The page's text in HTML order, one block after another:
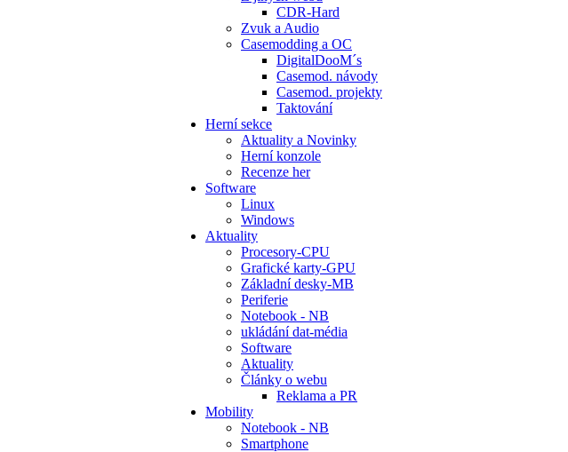
CDR-Hard
Zvuk a Audio
Casemodding a OC
DigitalDooM´s
Casemod. návody
Casemod. projekty
Taktování
Herní sekce
Aktuality a Novinky
Herní konzole
Recenze her
Software
Linux
Windows
Aktuality
Procesory-CPU
Grafické karty-GPU
Základní desky-MB
Periferie
Notebook - NB
ukládání dat-média
Software
Aktuality
Články o webu
Reklama a PR
Mobility
Notebook - NB
Smartphone